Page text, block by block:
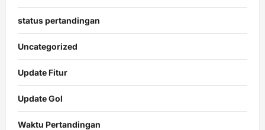
status pertandingan
Uncategorized
Update Fitur
Update Gol
Waktu Pertandingan